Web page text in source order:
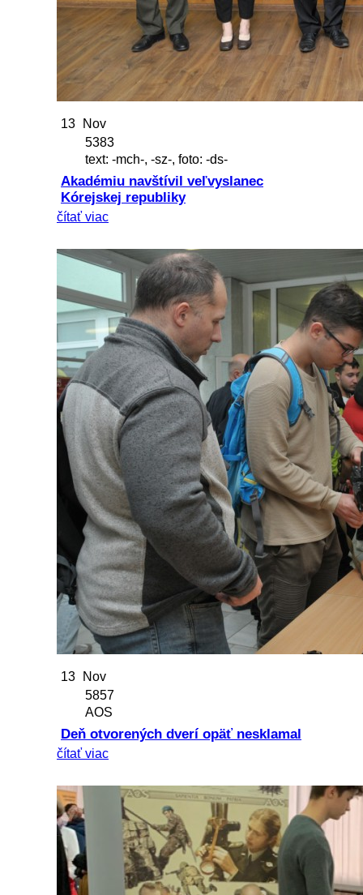
13
Nov
5383
text: -mch-, -sz-, foto: -ds-
Akadémiu navštívil veľvyslanec
Kórejskej republiky
čítať viac
13
Nov
5857
AOS
Deň otvorených dverí opäť nesklamal
čítať viac